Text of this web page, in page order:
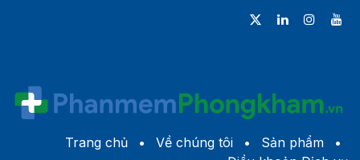
Trang chủ • Về c​húng tôi • Sản phẩm
•